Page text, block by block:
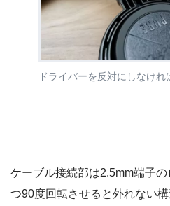
ドライバーを反対にしなけ
ケーブル接続部は2.5mm端子
つ90度回転させると外れない構